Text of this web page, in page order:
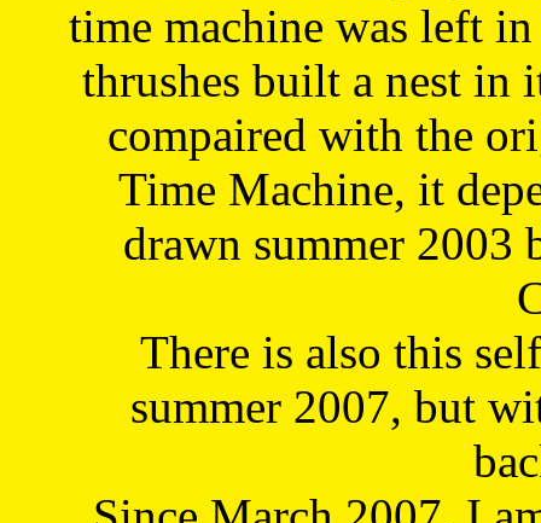
time machine was left
thrushes built a nest in
compaired with the
Time Machine, it
drawn summer 2003
There is also this
summer 2007, but